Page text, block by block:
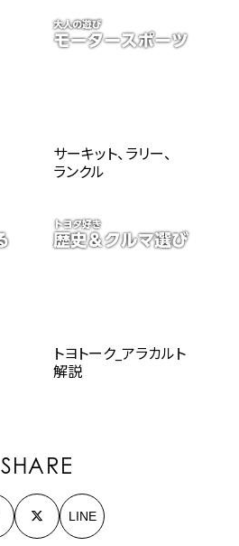
サーキット、ラリー、
ランクル
トヨトーク_アラカルト
解説
SHARE
LINE